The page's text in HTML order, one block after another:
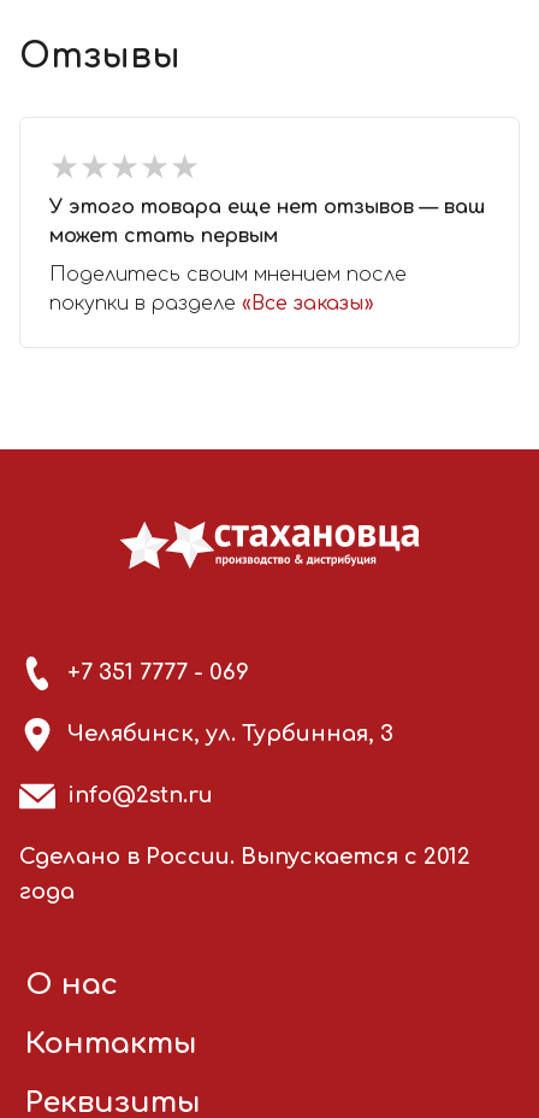
Отзывы
★★★★★
★★★★★
У этого товара еще нет отзывов — ваш
может стать первым
Поделитесь своим мнением после
покупки в разделе «Все заказы»
+7 351 7777 - 069
Челябинск, ул. Турбинная, 3
info@2stn.ru
Сделано в России. Выпускается с 2012
года
О нас
Контакты
Реквизиты